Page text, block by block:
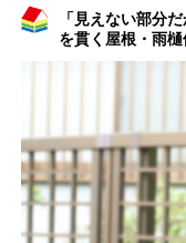
「見えない部分
を貫く屋根・雨